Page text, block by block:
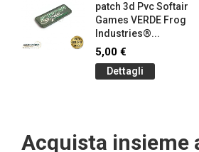
patch 3d Pvc Softair
Games VERDE Frog
Industries®...
5,00 €
Dettagli
Acquista insieme